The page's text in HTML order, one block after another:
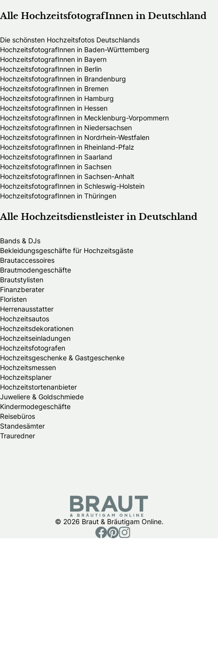
Alle HochzeitsfotografInnen in Deutschland
Die schönsten Hochzeitsfotos Deutschlands
HochzeitsfotografInnen in Baden-Württemberg
HochzeitsfotografInnen in Bayern
HochzeitsfotografInnen in Berlin
HochzeitsfotografInnen in Brandenburg
HochzeitsfotografInnen in Bremen
HochzeitsfotografInnen in Hamburg
HochzeitsfotografInnen in Hessen
HochzeitsfotografInnen in Mecklenburg-Vorpommern
HochzeitsfotografInnen in Niedersachsen
HochzeitsfotografInnen in Nordrhein-Westfalen
HochzeitsfotografInnen in Rheinland-Pfalz
HochzeitsfotografInnen in Saarland
HochzeitsfotografInnen in Sachsen
HochzeitsfotografInnen in Sachsen-Anhalt
HochzeitsfotografInnen in Schleswig-Holstein
HochzeitsfotografInnen in Thüringen
Alle Hochzeitsdienstleister in Deutschland
Bands & DJs
Bekleidungsgeschäfte für Hochzeitsgäste
Brautaccessoires
Brautmodengeschäfte
Brautstylisten
Finanzberater
Floristen
Herrenausstatter
Hochzeitsautos
Hochzeitsdekorationen
Hochzeitseinladungen
Hochzeitsfotografen
Hochzeitsgeschenke & Gastgeschenke
Hochzeitsmessen
Hochzeitsplaner
Hochzeitstortenanbieter
Juweliere & Goldschmiede
Kindermodegeschäfte
Reisebüros
Standesämter
Trauredner
© 2026 Braut & Bräutigam Online.